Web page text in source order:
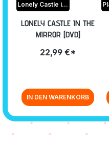
Lonely Castle in the Mirror
LONELY CASTLE IN THE
MIRROR [DVD]
22,99 €*
IN DEN WARENKORB
Zurück zur Vor-/